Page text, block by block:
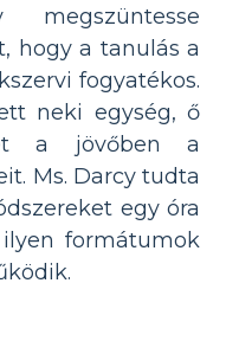
megszüntesse
hogy a tanulás a
fogyatékos.
neki egység, ő
a jövőben a
Ms. Darcy tudta
egy óra
formátumok